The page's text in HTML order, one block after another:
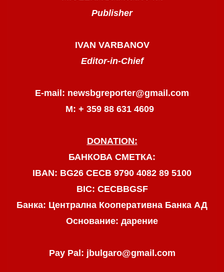
Publisher
IVAN VARBANOV
Editor-in-Chief
E-mail: newsbgreporter@gmail.com
М: + 359 88 631 4609
DONATION:
БАНКОВА СМЕТКА:
IBAN: BG26 CECB 9790 4082 89 5100
BIC: CECBBGSF
Банка: Централна Кооперативна Банка АД
Основание: дарение
Pay Pal: jbulgaro@gmail.com